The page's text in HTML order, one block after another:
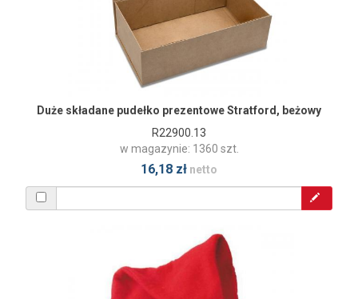
Duże składane pudełko prezentowe Stratford, beżowy
R22900.13
w magazynie: 1360 szt.
16,18 zł netto